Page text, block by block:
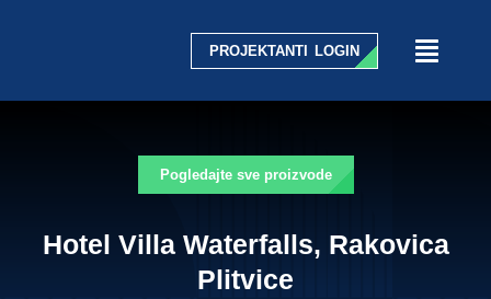
Toggle
SVI NAŠI PROIZVODI
PROJEKTANTI LOGIN
Pogledajte sve proizvode
Hotel Villa Waterfalls, Rakovica
Plitvice